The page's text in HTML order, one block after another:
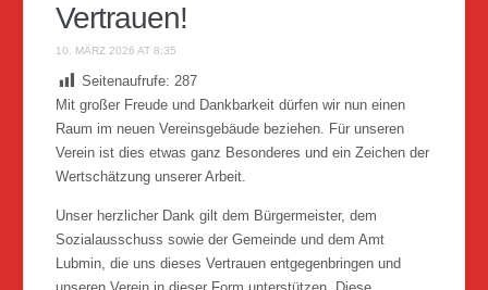
Vertrauen!
10. MÄRZ 2026 AT 8:35
Seitenaufrufe: 287
Mit großer Freude und Dankbarkeit dürfen wir nun einen
Raum im neuen Vereinsgebäude beziehen. Für unseren
Verein ist dies etwas ganz Besonderes und ein Zeichen der
Wertschätzung unserer Arbeit.
Unser herzlicher Dank gilt dem Bürgermeister, dem
Sozialausschuss sowie der Gemeinde und dem Amt
Lubmin, die uns dieses Vertrauen entgegenbringen und